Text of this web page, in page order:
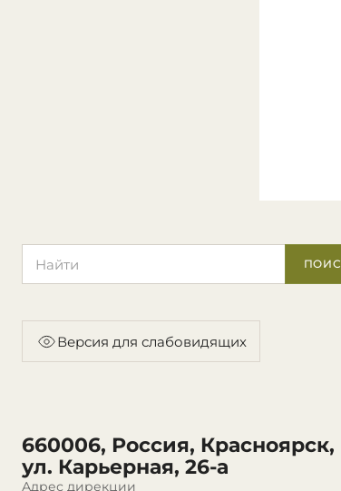
Версия для слабовидящих
660006, Россия, Красноярск,
ул. Карьерная, 26-а
Адрес дирекции